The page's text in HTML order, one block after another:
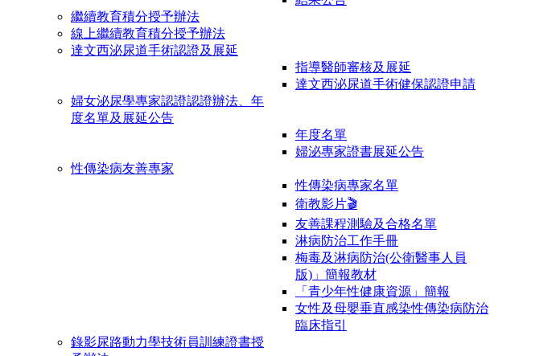
繼續教育積分授予辦法
線上繼續教育積分授予辦法
達文西泌尿道手術認證及展延
指導醫師審核及展延
達文西泌尿道手術健保認證申請
婦女泌尿學專家認證認證辦法、年
度名單及展延公告
年度名單
婦泌專家證書展延公告
性傳染病友善專家
性傳染病專家名單
衛教影片🎬
友善課程測驗及合格名單
淋病防治工作手冊
梅毒及淋病防治(公衛醫事人員
版)」簡報教材
「青少年性健康資源」簡報
女性及母嬰垂直感染性傳染病防治
臨床指引
錄影尿路動力學技術員訓練證書授